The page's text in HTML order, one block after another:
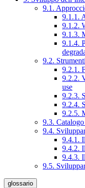
9.1.
9.1.1.
9.1.2.
9.1.3.
9.1.4.
9.2.
9.2.1.
9.2.2.
use
9.2.3.
9.2.4.
9.2.5.
9.3.
9.4.
9.4.1.
9.4.2.
9.4.3.
9.5.
glossario